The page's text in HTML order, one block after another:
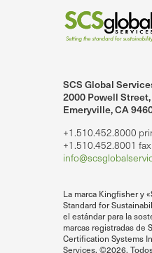
SCS Global
2000 Powell
Emeryville, CA
+1.510.452.8000
+1.510.452.8001 fax
La marca Kingfisher y
Standard for
el estándar para la
marcas registradas de
Certification Systems
Services. ©2026.
en LinkedIn.
SCS Global Services en